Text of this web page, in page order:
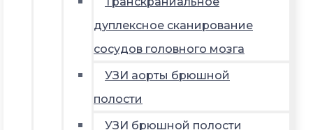
дуплексное сканирование
сосудов головного мозга
УЗИ аорты брюшной
полости
УЗИ брюшной полости